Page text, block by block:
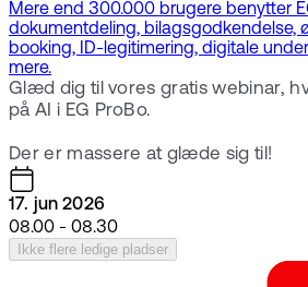
Mere end 300.000 brugere benytter
dokumentdeling, bilagsgodkendelse,
booking, ID-legitimering, digitale
mere.
Glæd dig til vores gratis webinar,
på AI i EG ProBo.
Der er massere at glæde sig til!
17. jun 2026
08.00 - 08.30
Ikke flere ledige pladser